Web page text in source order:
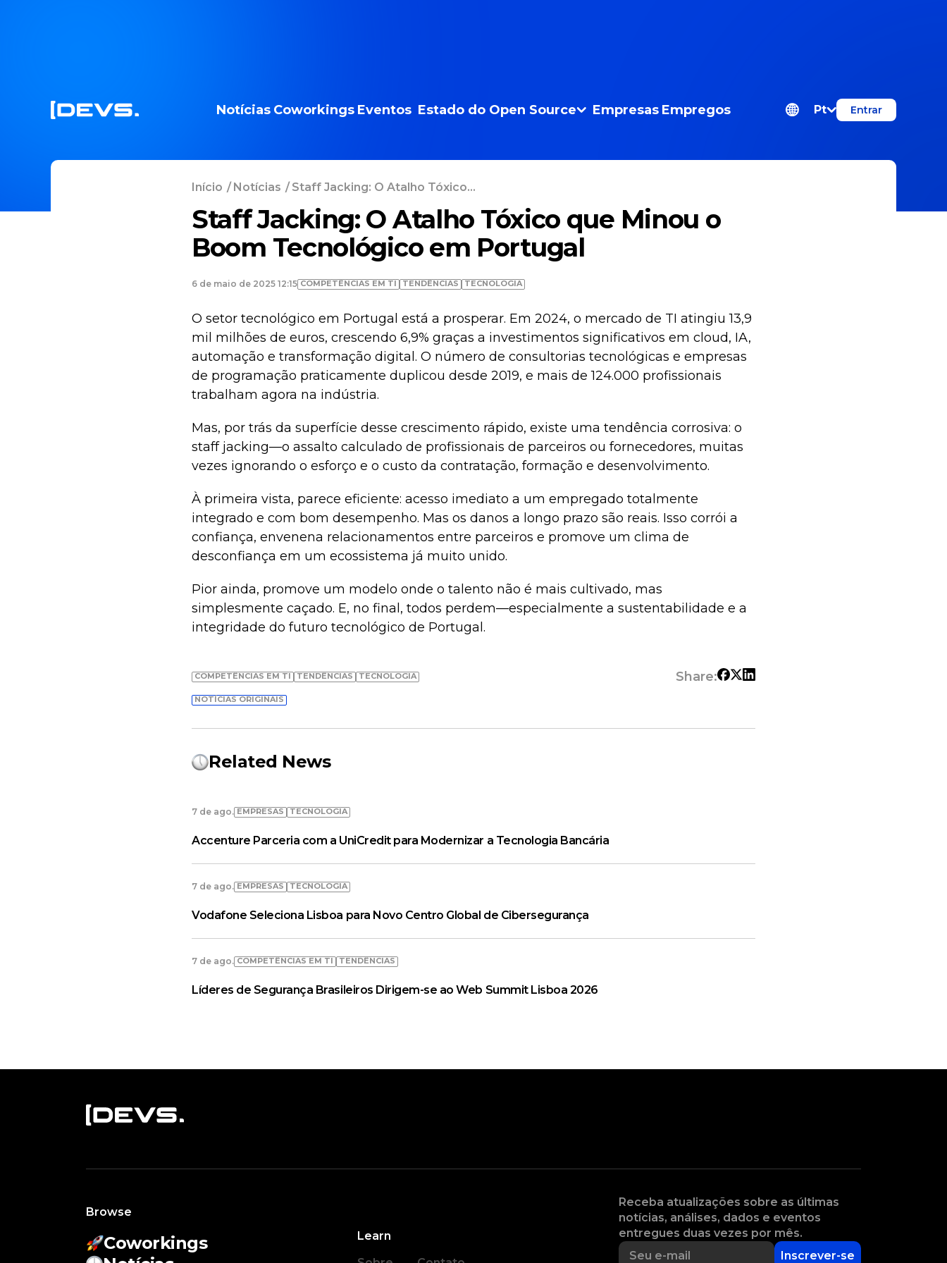
Notícias Coworkings Eventos Estado do Open Source Empresas Empregos Pt Entrar
Início /Notícias / Staff Jacking: O Atalho Tóxico...
Staff Jacking: O Atalho Tóxico que Minou o
Boom Tecnológico em Portugal
6 de maio de 2025 12:15 COMPETÊNCIAS EM TI TENDÊNCIAS TECNOLOGIA
O setor tecnológico em Portugal está a prosperar. Em 2024, o mercado de TI atingiu 13,9
mil milhões de euros, crescendo 6,9% graças a investimentos significativos em cloud, IA,
automação e transformação digital. O número de consultorias tecnológicas e empresas
de programação praticamente duplicou desde 2019, e mais de 124.000 profissionais
trabalham agora na indústria.
Mas, por trás da superfície desse crescimento rápido, existe uma tendência corrosiva: o
staff jacking—o assalto calculado de profissionais de parceiros ou fornecedores, muitas
vezes ignorando o esforço e o custo da contratação, formação e desenvolvimento.
À primeira vista, parece eficiente: acesso imediato a um empregado totalmente
integrado e com bom desempenho. Mas os danos a longo prazo são reais. Isso corrói a
confiança, envenena relacionamentos entre parceiros e promove um clima de
desconfiança em um ecossistema já muito unido.
Pior ainda, promove um modelo onde o talento não é mais cultivado, mas
simplesmente caçado. E, no final, todos perdem—especialmente a sustentabilidade e a
integridade do futuro tecnológico de Portugal.
COMPETÊNCIAS EM TI TENDÊNCIAS TECNOLOGIA Share:
NOTÍCIAS ORIGINAIS
Related News
7 de ago. EMPRESAS TECNOLOGIA
Accenture Parceria com a UniCredit para Modernizar a Tecnologia Bancária
7 de ago. EMPRESAS TECNOLOGIA
Vodafone Seleciona Lisboa para Novo Centro Global de Cibersegurança
7 de ago. COMPETÊNCIAS EM TI TENDÊNCIAS
Líderes de Segurança Brasileiros Dirigem-se ao Web Summit Lisboa 2026
Browse
Coworkings
Learn
Receba atualizações sobre as últimas
notícias, análises, dados e eventos
entregues duas vezes por mês.
Inscrever-se